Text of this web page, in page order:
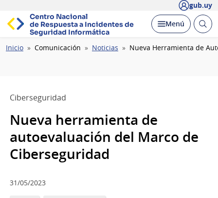
gub.uy
Centro Nacional
de Respuesta a Incidentesde
Seguridad Informática
Desplegar
Menú Abrir
Ruta
Inicio Comunicación Noticias Nueva Herramienta de
Ciberseguridad
Nueva herramienta de
autoevaluación del Marco de
Ciberseguridad
31/05/2023